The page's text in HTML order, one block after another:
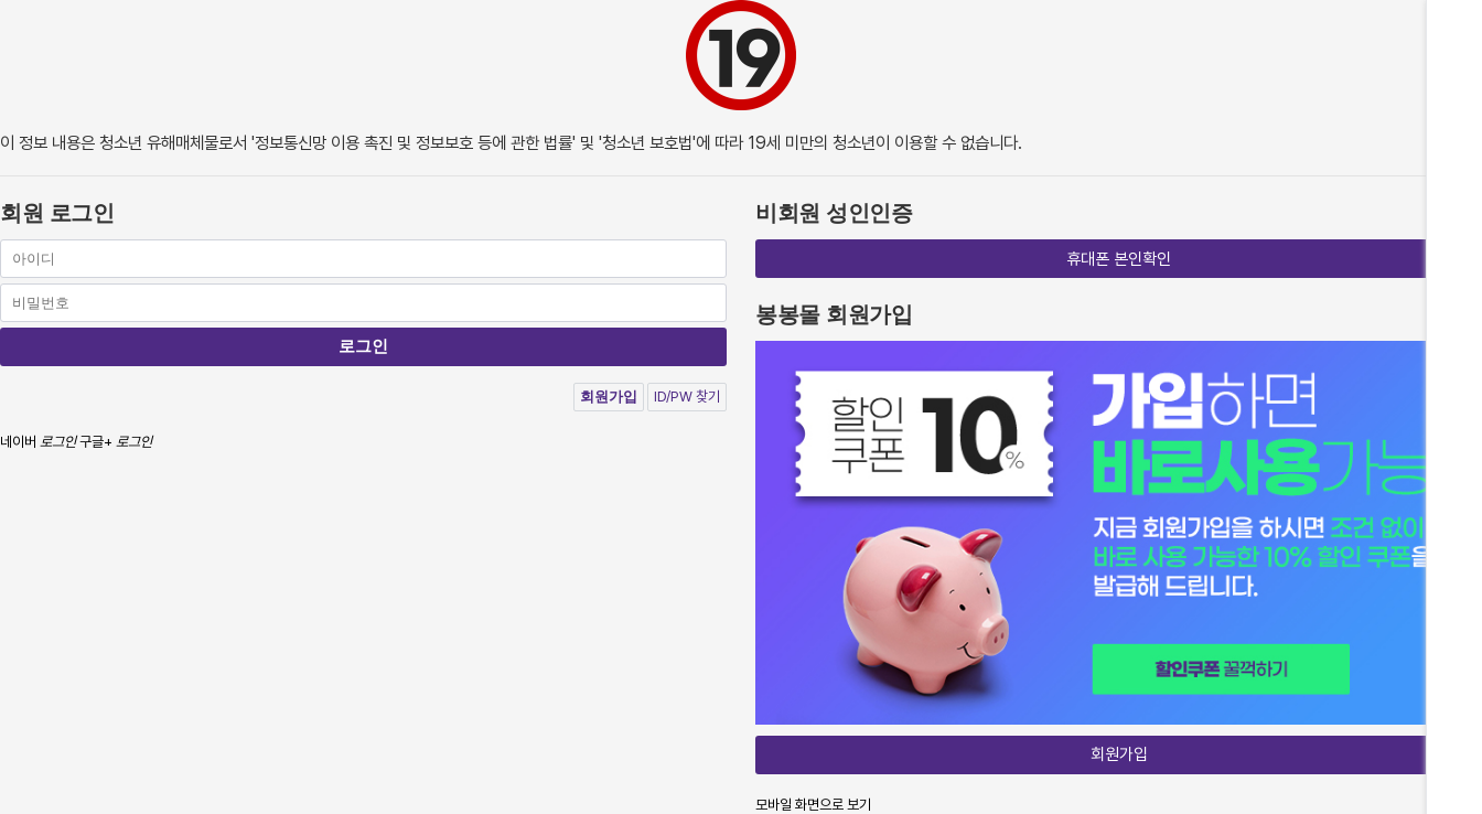
이 정보 내용은 청소년 유해매체물로서 '정보통신망 이용 촉진 및 정보보호 등에 관한 법률' 및 '청소년 보호법'에 따라 19세 미만의 청소년이 이용할 수 없습니다.
회원 로그인
회원가입 ID/PW 찾기
네이버 로그인 구글+ 로그인
비회원 성인인증
휴대폰 본인확인
봉봉몰 회원가입
회원가입
모바일 화면으로 보기